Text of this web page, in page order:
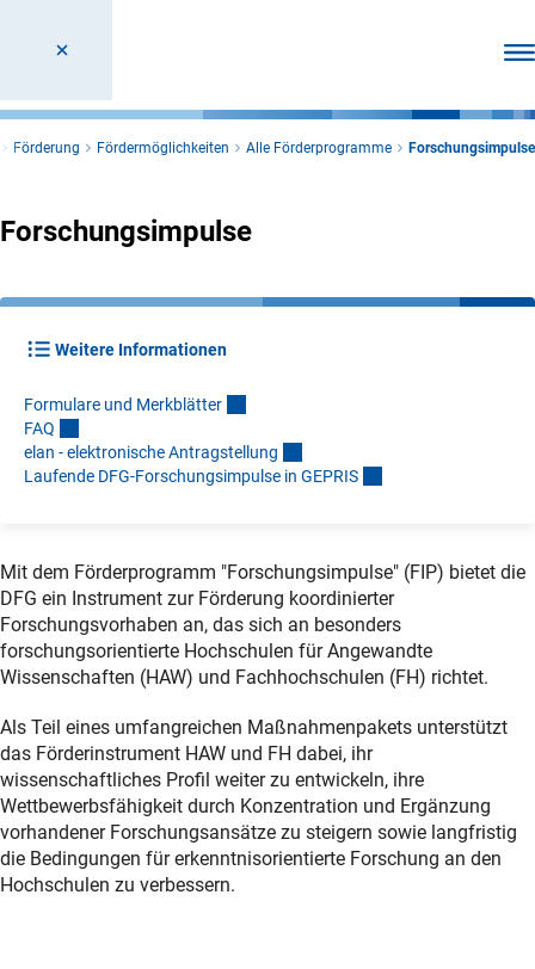
Förderung Fördermöglichkeiten Alle Förderprogramme Forschungsimpulse
Forschungsimpulse
Weitere Informationen
Formulare und Merkblätter
FAQ
elan - elektronische Antragstellung
Laufende DFG-Forschungsimpulse in GEPRIS
Mit dem Förderprogramm "Forschungsimpulse" (FIP) bietet die
DFG ein Instrument zur Förderung koordinierter
Forschungsvorhaben an, das sich an besonders
forschungsorientierte Hochschulen für Angewandte
Wissenschaften (HAW) und Fachhochschulen (FH) richtet.
Als Teil eines umfangreichen Maßnahmenpakets unterstützt
das Förderinstrument HAW und FH dabei, ihr
wissenschaftliches Profil weiter zu entwickeln, ihre
Wettbewerbsfähigkeit durch Konzentration und Ergänzung
vorhandener Forschungsansätze zu steigern sowie langfristig
die Bedingungen für erkenntnisorientierte Forschung an den
Hochschulen zu verbessern.